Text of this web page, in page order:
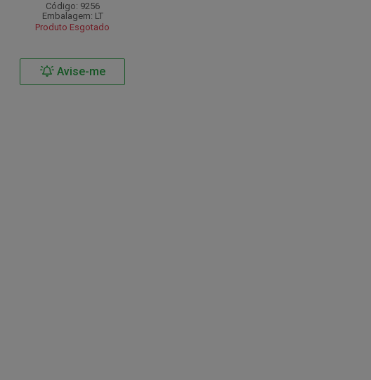
Código: 9256
Embalagem: LT
Produto Esgotado
Avise-me